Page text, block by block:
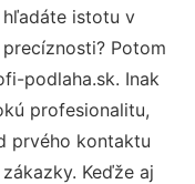
hľadáte istotu v
Potom
podlaha.sk. Inak
profesionalitu,
prvého kontaktu
Keďže aj